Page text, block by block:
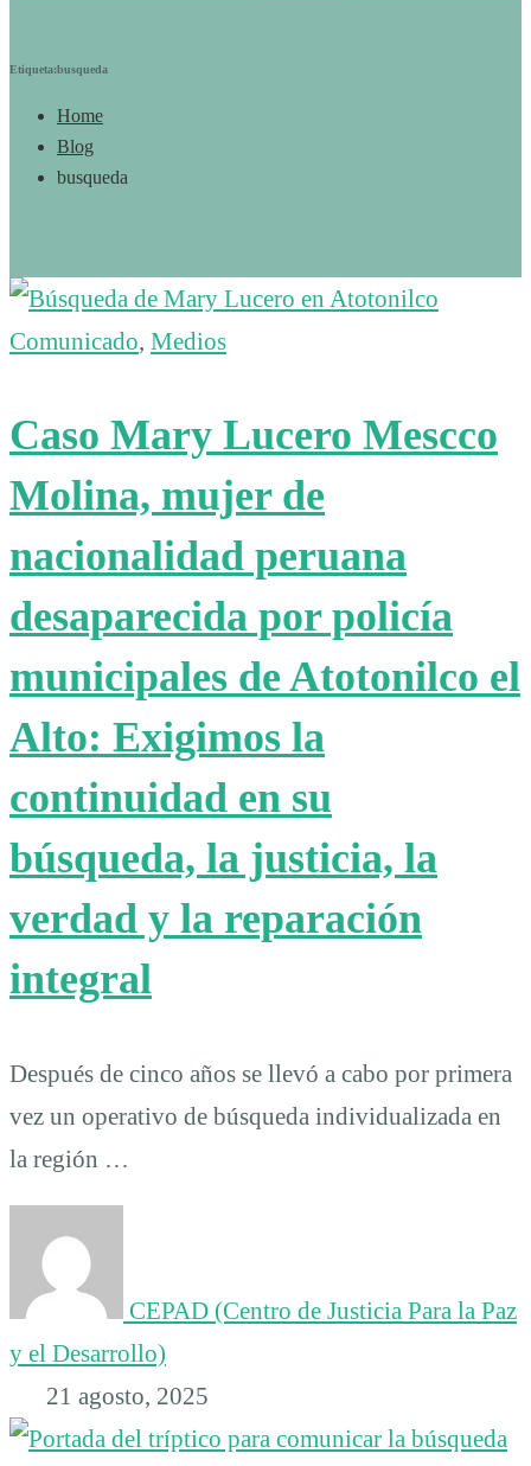
Etiqueta:busqueda
Home
Blog
busqueda
Comunicado, Medios
Caso Mary Lucero Mescco
Molina, mujer de
nacionalidad peruana
desaparecida por policía
municipales de Atotonilco el
Alto: Exigimos la
continuidad en su
búsqueda, la justicia, la
verdad y la reparación
integral
Después de cinco años se llevó a cabo por primera
vez un operativo de búsqueda individualizada en
la región …
CEPAD (Centro de Justicia Para la Paz
y el Desarrollo)
21 agosto, 2025